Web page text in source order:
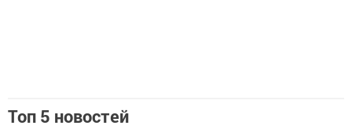
Топ 5 новостей